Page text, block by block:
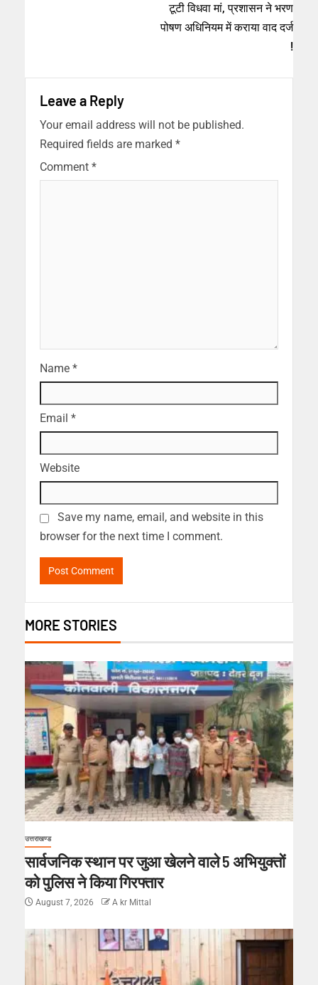
टूटी विधवा मां, प्रशासन ने भरण
पोषण अधिनियम में कराया वाद दर्ज
!
Leave a Reply
Your email address will not be published.
Required fields are marked *
Comment *
Name *
Email *
Website
Save my name, email, and website in this
browser for the next time I comment.
MORE STORIES
उत्तराखण्ड
सार्वजनिक स्थान पर जुआ खेलने वाले 5 अभियुक्तों
को पुलिस ने किया गिरफ्तार
August 7, 2026 A kr Mittal